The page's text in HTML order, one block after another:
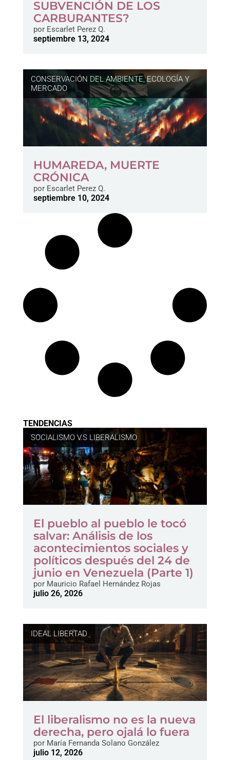
SUBVENCIÓN DE LOS
CARBURANTES?
porEscarlet Perez Q.
septiembre 13, 2024
CONSERVACIÓN DEL AMBIENTE,ECOLOGÍA Y
MERCADO
HUMAREDA, MUERTE
CRÓNICA
porEscarlet Perez Q.
septiembre 10, 2024
TENDENCIAS
SOCIALISMO V.S LIBERALISMO
El pueblo al pueblo le tocó
salvar: Análisis de los
acontecimientos sociales y
políticos después del 24 de
junio en Venezuela (Parte 1)
porMauricio Rafael Hernández Rojas
julio 26, 2026
IDEAL LIBERTAD
El liberalismo no es la nueva
derecha, pero ojalá lo fuera
porMaría Fernanda Solano González
julio 12, 2026